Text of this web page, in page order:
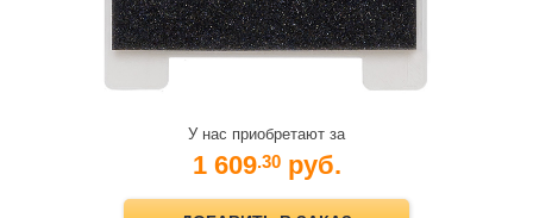
У нас приобретают за
1 609.30 руб.